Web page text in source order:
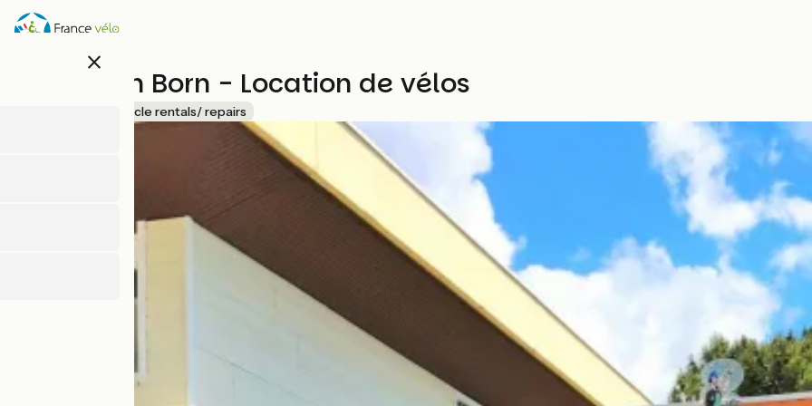
Direkt
zum
close
Cycles en Born - Location de vélos
Bicycle rentals/ repairs